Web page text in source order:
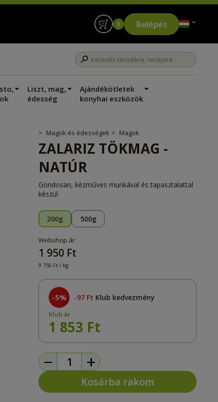
0 Belépés
Liszt, mag,
édesség
Ajándékötletek
konyhai eszközök
Magok és édességek Magok
ZALARIZ TÖKMAG -
NATÚR
Gondosan, kézműves munkával és tapasztalattal
készül
200g 500g
Webshop ár
1 950 Ft
9 750 Ft / kg
-5% 97 Ft Klub kedvezmény
Klub ár
1 853 Ft
− +
Kosárba rakom